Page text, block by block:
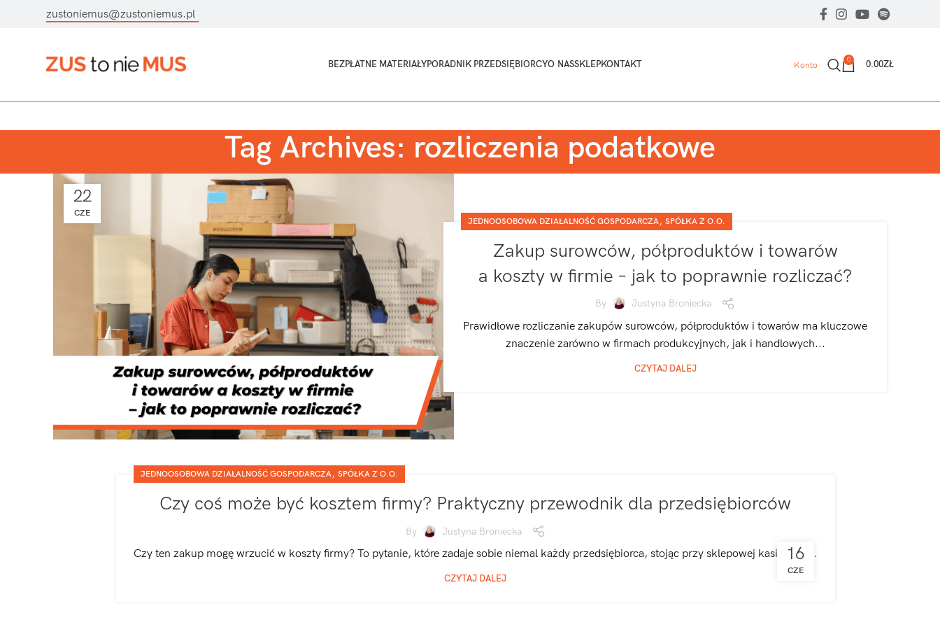
zustoniemus@zustoniemus.pl
BEZPŁATNE MATERIAŁYPORADNIK PRZEDSIĘBIORCYO NASSKLEPKONTAKT Konto
0 0.00ZŁ
Tag Archives: rozliczenia podatkowe
22
CZE
JEDNOOSOBOWA DZIAŁALNOŚĆ GOSPODARCZA,SPÓŁKA Z O.O.
Zakup surowców, półproduktów i towarów
a koszty w firmie – jak to poprawnie rozliczać?
By Justyna Broniecka
Prawidłowe rozliczanie zakupów surowców, półproduktów i towarów ma kluczowe
znaczenie zarówno w firmach produkcyjnych, jak i handlowych...
CZYTAJ DALEJ
16
CZE
JEDNOOSOBOWA DZIAŁALNOŚĆ GOSPODARCZA, SPÓŁKA Z O.O.
Czy coś może być kosztem firmy? Praktyczny przewodnik dla przedsiębiorców
By Justyna Broniecka
Czy ten zakup mogę wrzucić w koszty firmy? To pytanie, które zadaje sobie niemal każdy przedsiębiorca, stojąc przy sklepowej kasie, ana...
CZYTAJ DALEJ